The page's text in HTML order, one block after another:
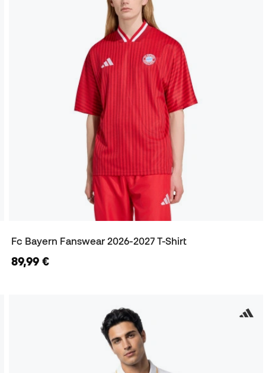
Fc Bayern Fanswear 2026-2027 T-Shirt
89,99 €